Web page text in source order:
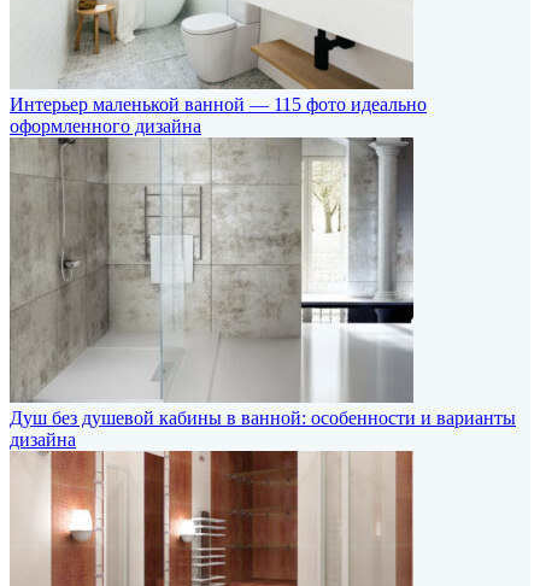
Интерьер маленькой ванной — 115 фото идеально
оформленного дизайна
Душ без душевой кабины в ванной: особенности и варианты
дизайна